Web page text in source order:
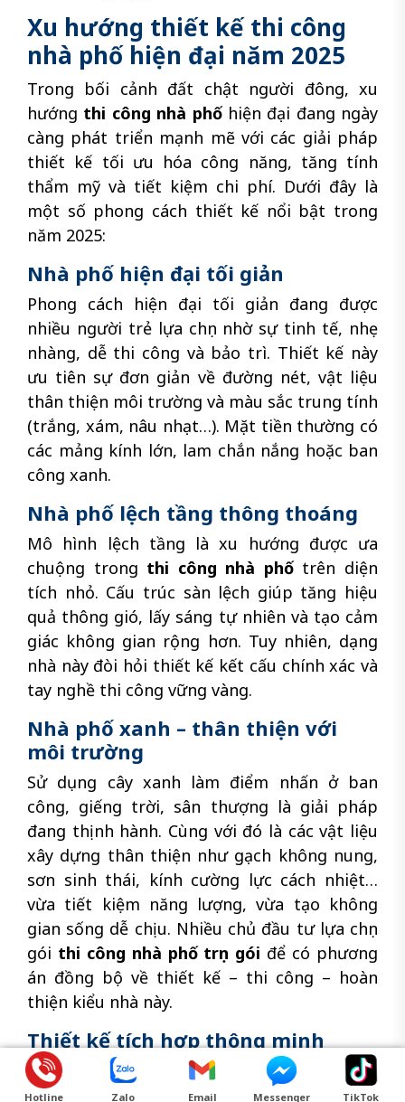
Xu hướng thiết kế thi công
nhà phố hiện đại năm 2025
Trong bối cảnh đất chật người đông, xu
hướng thi công nhà phốhiện đại đang ngày
càng phát triển mạnh mẽ với các giải pháp
thiết kế tối ưu hóa công năng, tăng tính
thẩm mỹ và tiết kiệm chi phí. Dưới đây là
một số phong cách thiết kế nổi bật trong
năm 2025:
Nhà phố hiện đại tối giản
Phong cách hiện đại tối giản đang được
nhiều người trẻ lựa chọn nhờ sự tinh tế, nhẹ
nhàng, dễ thi công và bảo trì. Thiết kế này
ưu tiên sự đơn giản về đường nét, vật liệu
thân thiện môi trường và màu sắc trung tính
(trắng, xám, nâu nhạt…). Mặt tiền thường có
các mảng kính lớn, lam chắn nắng hoặc ban
công xanh.
Nhà phố lệch tầng thông thoáng
Mô hình lệch tầng là xu hướng được ưa
chuộng trong thi công nhà phốtrên diện
tích nhỏ. Cấu trúc sàn lệch giúp tăng hiệu
quả thông gió, lấy sáng tự nhiên và tạo cảm
giác không gian rộng hơn. Tuy nhiên, dạng
nhà này đòi hỏi thiết kế kết cấu chính xác và
tay nghề thi công vững vàng.
Nhà phố xanh – thân thiện với
môi trường
Sử dụng cây xanh làm điểm nhấn ở ban
công, giếng trời, sân thượng là giải pháp
đang thịnh hành. Cùng với đó là các vật liệu
xây dựng thân thiện như gạch không nung,
sơn sinh thái, kính cường lực cách nhiệt…
vừa tiết kiệm năng lượng, vừa tạo không
gian sống dễ chịu. Nhiều chủ đầu tư lựa chọn
gói thi công nhà phố trọn gói để có phương
án đồng bộ về thiết kế – thi công – hoàn
thiện kiểu nhà này.
Thiết kế tích hợp thông minh
Xu hướng nhà thông minh len lỏi vào các
công trình nhà phố thông qua hệ thống
Hotline Zalo Email Messenger TikTok